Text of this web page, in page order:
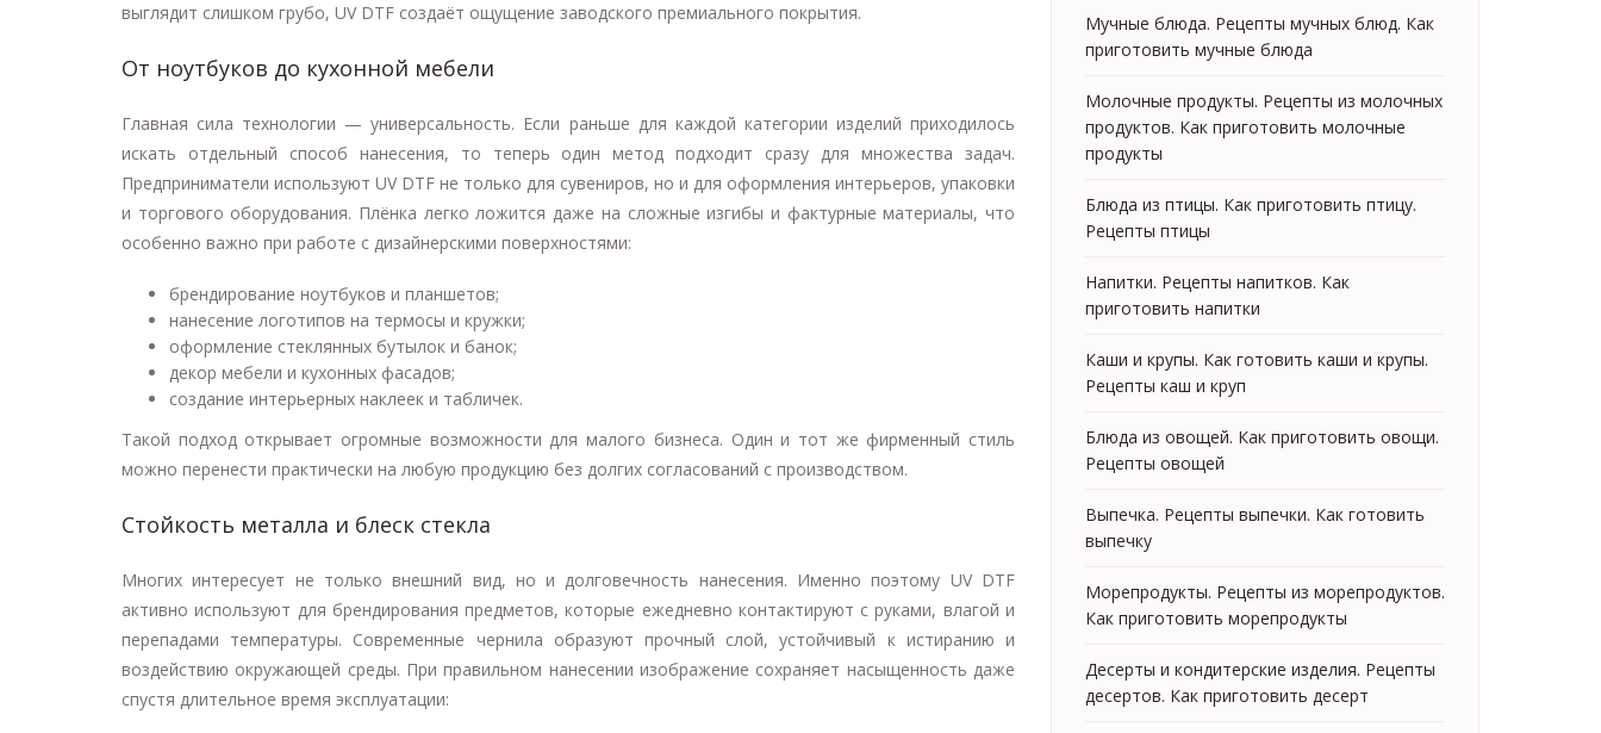
выглядит слишком грубо, UV DTF создаёт ощущение заводского премиального покрытия.
От ноутбуков до кухонной мебели
Главная сила технологии — универсальность. Если раньше для каждой категории изделий приходилось
искать отдельный способ нанесения, то теперь один метод подходит сразу для множества задач.
Предприниматели используют UV DTF не только для сувениров, но и для оформления интерьеров, упаковки
и торгового оборудования. Плёнка легко ложится даже на сложные изгибы и фактурные материалы, что
особенно важно при работе с дизайнерскими поверхностями:
брендирование ноутбуков и планшетов;
нанесение логотипов на термосы и кружки;
оформление стеклянных бутылок и банок;
декор мебели и кухонных фасадов;
создание интерьерных наклеек и табличек.
Такой подход открывает огромные возможности для малого бизнеса. Один и тот же фирменный стиль
можно перенести практически на любую продукцию без долгих согласований с производством.
Стойкость металла и блеск стекла
Многих интересует не только внешний вид, но и долговечность нанесения. Именно поэтому UV DTF
активно используют для брендирования предметов, которые ежедневно контактируют с руками, влагой и
перепадами температуры. Современные чернила образуют прочный слой, устойчивый к истиранию и
воздействию окружающей среды. При правильном нанесении изображение сохраняет насыщенность даже
спустя длительное время эксплуатации:
Мучные блюда. Рецепты мучных блюд. Как
приготовить мучные блюда
Молочные продукты. Рецепты из молочных
продуктов. Как приготовить молочные
продукты
Блюда из птицы. Как приготовить птицу.
Рецепты птицы
Напитки. Рецепты напитков. Как
приготовить напитки
Каши и крупы. Как готовить каши и крупы.
Рецепты каш и круп
Блюда из овощей. Как приготовить овощи.
Рецепты овощей
Выпечка. Рецепты выпечки. Как готовить
выпечку
Морепродукты. Рецепты из морепродуктов.
Как приготовить морепродукты
Десерты и кондитерские изделия. Рецепты
десертов. Как приготовить десерт